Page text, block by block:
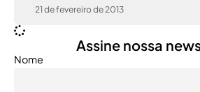
21 de fevereiro de 2013
Assine nossa
Nome